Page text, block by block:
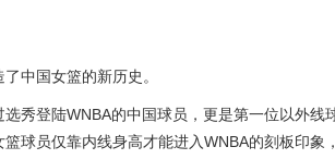
中国女篮的新历史。
秀登陆WNBA的中国球员，更是第一位以外线
球员仅靠内线身高才能进入WNBA的刻板印象